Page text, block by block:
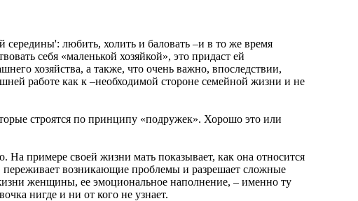
любить, холить и баловать –и в то же время
себя «маленькой хозяйкой», это придаст ей
хозяйства, а также, что очень важно, впоследствии,
работе как к –необходимой стороне семейной жизни и не
строятся по принципу «подружек». Хорошо это или
примере своей жизни мать показывает, как она относится
возникающие проблемы и разрешает сложные
женщины, ее эмоциональное наполнение, – именно ту
нигде и ни от кого не узнает.